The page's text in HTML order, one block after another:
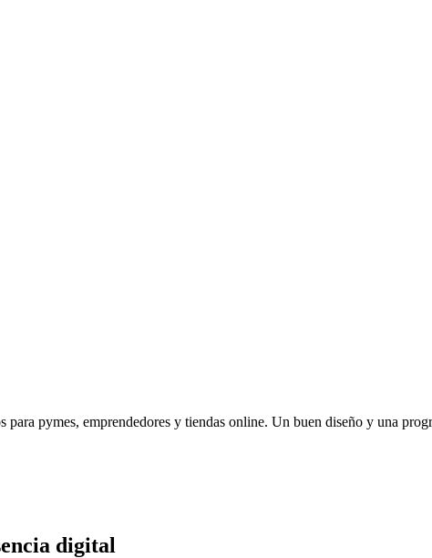
para pymes, emprendedores y tiendas online. Un buen diseño y una
digital